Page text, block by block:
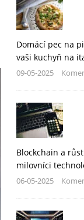
Domácí pec na
vaši kuchyň na
09-05-2025
Blockchain a
milovníci
06-05-2025